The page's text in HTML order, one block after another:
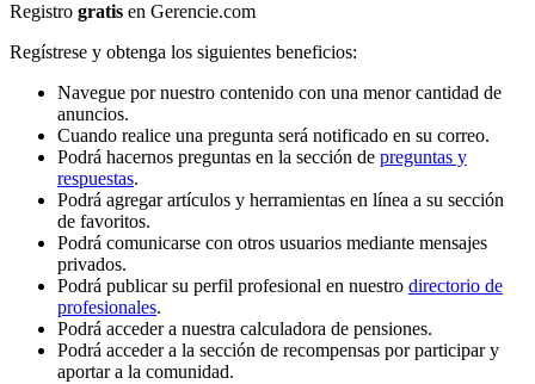
Registro gratis en Gerencie.com
Regístrese y obtenga los siguientes beneficios:
Navegue por nuestro contenido con una menor cantidad de
anuncios.
Cuando realice una pregunta será notificado en su correo.
Podrá hacernos preguntas en la sección de preguntas y
respuestas.
Podrá agregar artículos y herramientas en línea a su sección
de favoritos.
Podrá comunicarse con otros usuarios mediante mensajes
privados.
Podrá publicar su perfil profesional en nuestro directorio de
profesionales.
Podrá acceder a nuestra calculadora de pensiones.
Podrá acceder a la sección de recompensas por participar y
aportar a la comunidad.